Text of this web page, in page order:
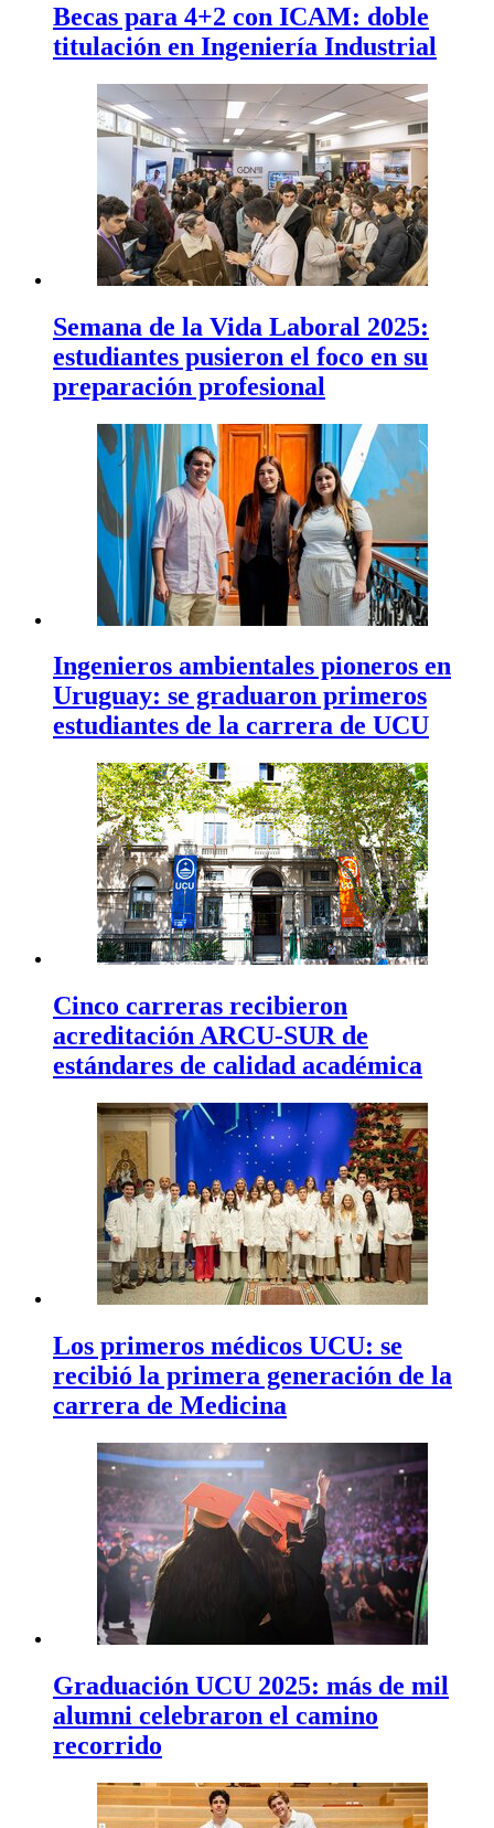
Becas para 4+2 con ICAM: doble
titulación en Ingeniería Industrial
Semana de la Vida Laboral 2025:
estudiantes pusieron el foco en su
preparación profesional
Ingenieros ambientales pioneros en
Uruguay: se graduaron primeros
estudiantes de la carrera de UCU
Cinco carreras recibieron
acreditación ARCU-SUR de
estándares de calidad académica
Los primeros médicos UCU: se
recibió la primera generación de la
carrera de Medicina
Graduación UCU 2025: más de mil
alumni celebraron el camino
recorrido